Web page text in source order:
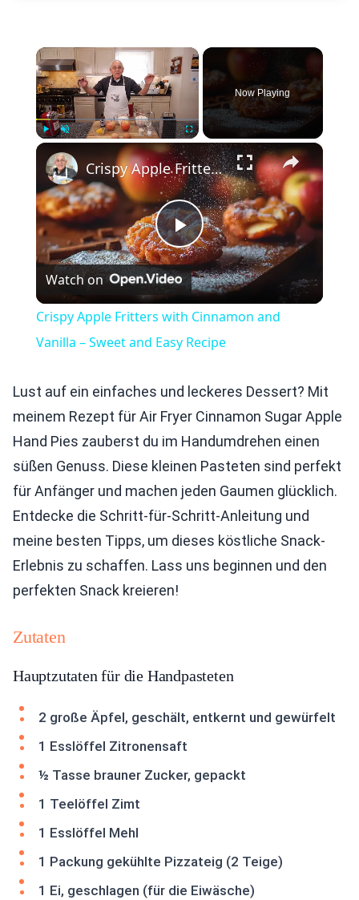
×
Fullscreen
Now Playing
×
Play
Video
Crispy Apple Fritters with Cinnamon and Vanilla – Sweet and Easy Recipe
Watch on
Crispy Apple Fritters with Cinnamon and
Vanilla – Sweet and Easy Recipe
Lust auf ein einfaches und leckeres Dessert? Mit
meinem Rezept für Air Fryer Cinnamon Sugar Apple
Hand Pies zauberst du im Handumdrehen einen
süßen Genuss. Diese kleinen Pasteten sind perfekt
für Anfänger und machen jeden Gaumen glücklich.
Entdecke die Schritt-für-Schritt-Anleitung und
meine besten Tipps, um dieses köstliche Snack-
Erlebnis zu schaffen. Lass uns beginnen und den
perfekten Snack kreieren!
Zutaten
Hauptzutaten für die Handpasteten
2 große Äpfel, geschält, entkernt und gewürfelt
1 Esslöffel Zitronensaft
½ Tasse brauner Zucker, gepackt
1 Teelöffel Zimt
1 Esslöffel Mehl
1 Packung gekühlte Pizzateig (2 Teige)
1 Ei, geschlagen (für die Eiwäsche)